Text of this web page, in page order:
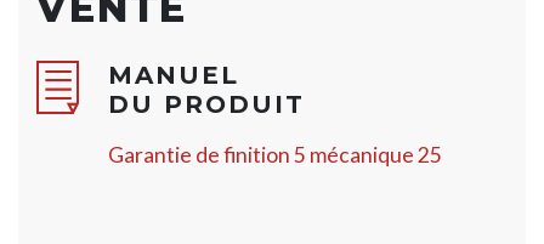
MANUEL
DU PRODUIT
Garantie de finition 5 mécanique 25